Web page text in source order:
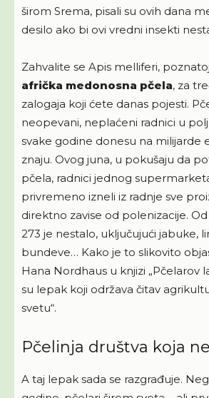
širom Srema, pisali su ovih dana
desilo ako bi ovi vredni insekti
Zahvalite se Apis melliferi,
afrička medonosna pčela, za
zalogaja koji ćete danas pojesti.
neopevani, neplaćeni radnici u
svake godine donesu na milijarde
znaju. Ovog juna, u pokušaju da
pčela, radnici jednog
privremeno izneli iz radnje sve
direktno zavise od polenizacije.
273 je nestalo, uključujući jabuke,
bundeve… Kako je to slikovito
Hana Nordhaus u knjizi „Pčelarov
su lepak koji održava čitav
svetu“.
Pčelinja društva koja
A taj lepak sada se razgrađuje.